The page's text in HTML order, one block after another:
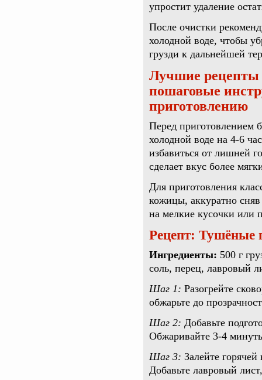
упростит удаление
После очистки
холодной воде, чтобы
грузди к дальнейшей
Лучшие рецепты
пошаговые
приготовлению
Перед приготовлением
холодной воде на 4-6
избавиться от лишней
сделает вкус более
Для приготовления
кожицы, аккуратно
на мелкие кусочки или
Рецепт: Тушёные
Ингредиенты: 500 г
соль, перец, лавровый
Шаг 1: Разогрейте
обжарьте до
Шаг 2: Добавьте
Обжаривайте 3-4
Шаг 3: Залейте
Добавьте лавровый